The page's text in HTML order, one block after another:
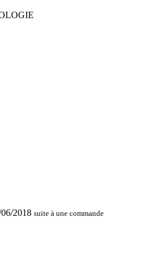
2018 suite à une commande